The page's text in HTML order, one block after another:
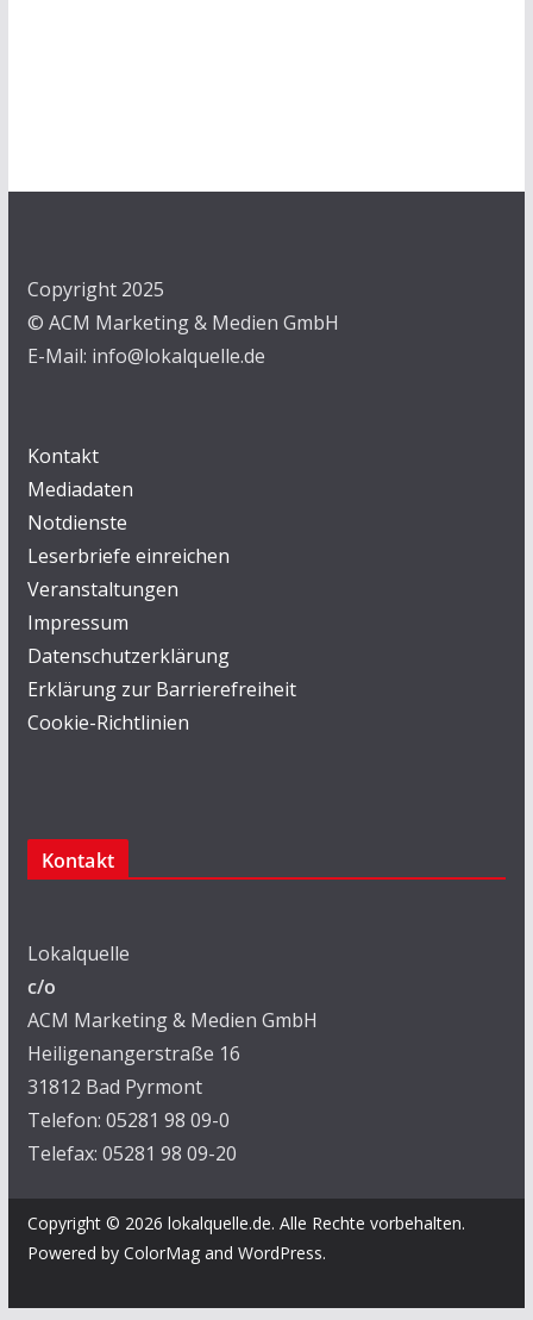
Copyright 2025
© ACM Marketing & Medien GmbH
E-Mail: info@lokalquelle.de
Kontakt
Mediadaten
Notdienste
Leserbriefe einreichen
Veranstaltungen
Impressum
Datenschutzerklärung
Erklärung zur Barrierefreiheit
Cookie-Richtlinien
Kontakt
Lokalquelle
c/o
ACM Marketing & Medien GmbH
Heiligenangerstraße 16
31812 Bad Pyrmont
Telefon: 05281 98 09-0
Telefax: 05281 98 09-20
Copyright © 2026 lokalquelle.de. Alle Rechte vorbehalten.
Powered by ColorMagand WordPress.